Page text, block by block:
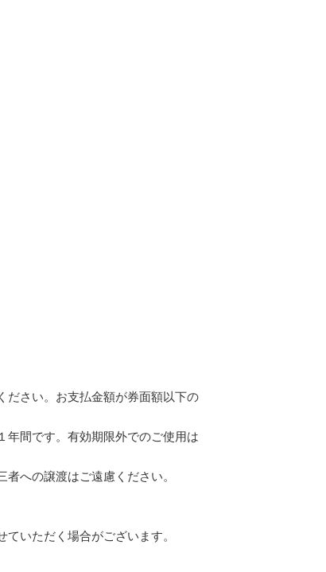
ださい。お支払金額が券面額以下の
年間です。有効期限外でのご使用は
への譲渡はご遠慮ください。
いただく場合がございます。